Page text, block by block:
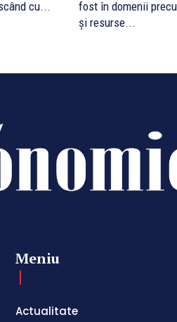
cu...
fost în domenii
și resurse...
Meniu
Actualitate